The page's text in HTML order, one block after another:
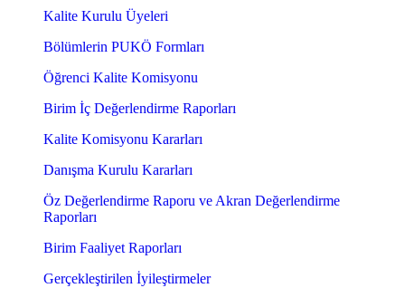
Kalite Kurulu Üyeleri
Bölümlerin PUKÖ Formları
Öğrenci Kalite Komisyonu
Birim İç Değerlendirme Raporları
Kalite Komisyonu Kararları
Danışma Kurulu Kararları
Öz Değerlendirme Raporu ve Akran Değerlendirme
Raporları
Birim Faaliyet Raporları
Gerçekleştirilen İyileştirmeler